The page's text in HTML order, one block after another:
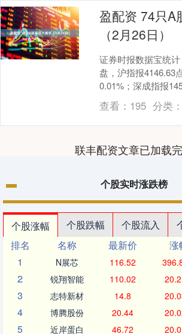
盈配资 74只A
（2月26日）
证券时报数据宝统
盘，沪指报4146.63
0.01%；深成指报
点，涨幅为0.19%....
查看： 195 分类：
联丰配资文章已加载
个股实时涨跌榜
个股涨幅 个股跌幅 个股流入
排名
名称 最新价 涨
1
N展芯 116.52
2 锐翔智能 110.02
3 志特新材 14.8
4 博腾股份 20.44
5 近岸蛋白 46.72